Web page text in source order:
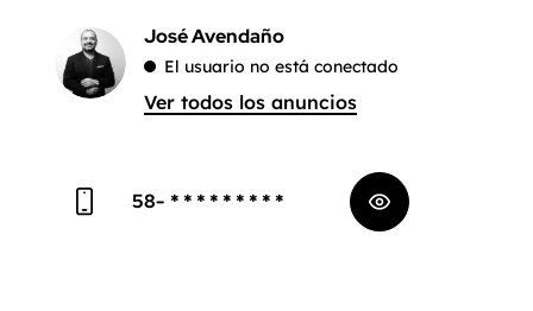
José Avendaño
El usuario no está conectado
Ver todos los anuncios
58- * * * * * * * * *